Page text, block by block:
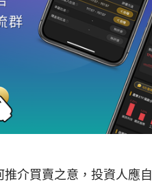
介買賣之意，投資人應